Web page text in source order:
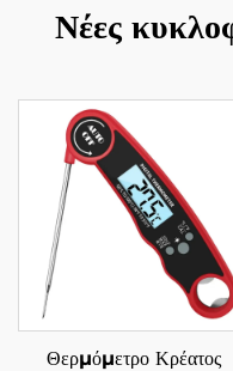
Νέες
Θερμόμετρο Κρέατος